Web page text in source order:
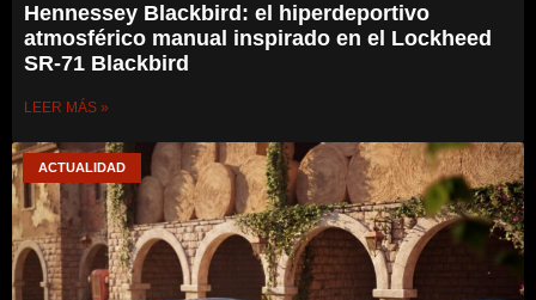
Hennessey Blackbird: el hiperdeportivo
atmosférico manual inspirado en el Lockheed
SR-71 Blackbird
LEER MÁS »
ACTUALIDAD